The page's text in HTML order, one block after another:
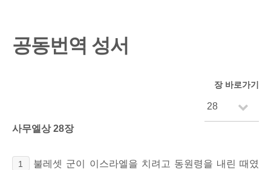
공동번역 성서
장 바로가기
사무엘상 28장
1
불레셋 군이 이스라엘을 치려고 동원령을 내린 때였